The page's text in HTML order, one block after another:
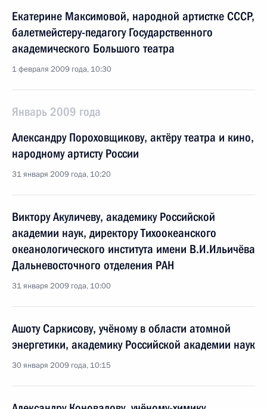
Екатерине Максимовой, народной артистке СССР,
балетмейстеру-педагогу Государственного
академического Большого театра
1 февраля 2009 года, 10:30
Январь 2009 года
Александру Пороховщикову, актёру театра и кино,
народному артисту России
31 января 2009 года, 10:20
Виктору Акуличеву, академику Российской
академии наук, директору Тихоокеанского
океанологического института имени В.И.Ильичёва
Дальневосточного отделения РАН
31 января 2009 года, 10:00
Ашоту Саркисову, учёному в области атомной
энергетики, академику Российской академии наук
30 января 2009 года, 10:15